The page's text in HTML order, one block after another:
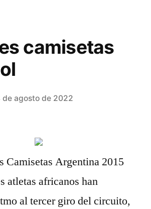
camisetas
de agosto de 2022
Camisetas Argentina 2015
atletas africanos han
al tercer giro del circuito,